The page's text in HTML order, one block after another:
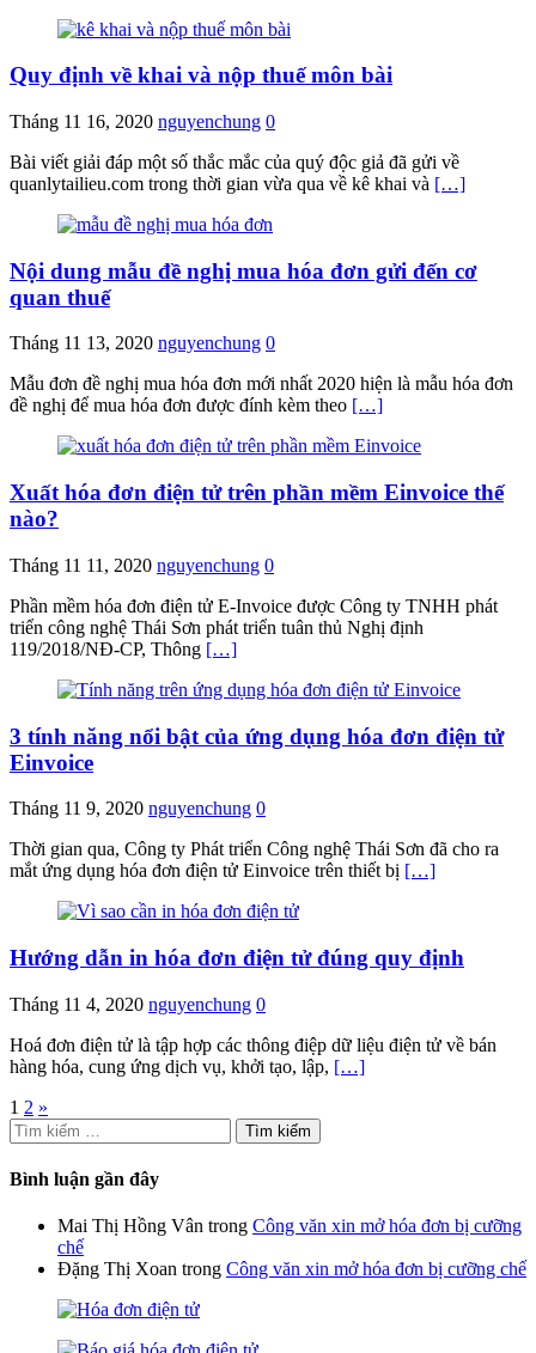
Quy định về khai và nộp thuế môn bài
Tháng 11 16, 2020 nguyenchung 0
Bài viết giải đáp một số thắc mắc của quý độc giả đã gửi về
quanlytailieu.com trong thời gian vừa qua về kê khai và […]
Nội dung mẫu đề nghị mua hóa đơn gửi đến cơ
quan thuế
Tháng 11 13, 2020 nguyenchung 0
Mẫu đơn đề nghị mua hóa đơn mới nhất 2020 hiện là mẫu hóa đơn
đề nghị để mua hóa đơn được đính kèm theo […]
Xuất hóa đơn điện tử trên phần mềm Einvoice thế
nào?
Tháng 11 11, 2020 nguyenchung 0
Phần mềm hóa đơn điện tử E-Invoice được Công ty TNHH phát
triển công nghệ Thái Sơn phát triển tuân thủ Nghị định
119/2018/NĐ-CP, Thông […]
3 tính năng nổi bật của ứng dụng hóa đơn điện tử
Einvoice
Tháng 11 9, 2020 nguyenchung 0
Thời gian qua, Công ty Phát triển Công nghệ Thái Sơn đã cho ra
mắt ứng dụng hóa đơn điện tử Einvoice trên thiết bị […]
Hướng dẫn in hóa đơn điện tử đúng quy định
Tháng 11 4, 2020 nguyenchung 0
Hoá đơn điện tử là tập hợp các thông điệp dữ liệu điện tử về bán
hàng hóa, cung ứng dịch vụ, khởi tạo, lập, […]
Phân
trang
bài
1 2 »
Tìm
kiếm
cho:
Bình luận gần đây
Mai Thị Hồng Vân trong Công văn xin mở hóa đơn bị cưỡng
chế
Đặng Thị Xoan trong Công văn xin mở hóa đơn bị cưỡng chế